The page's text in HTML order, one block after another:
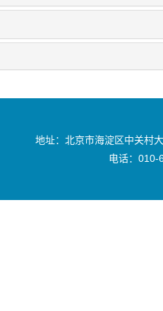
地址：北京市海淀区中关村
电话：